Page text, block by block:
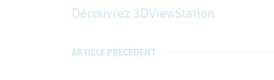
Découvrez 3DViewStation
ARTICLE PRÉCÉDENT